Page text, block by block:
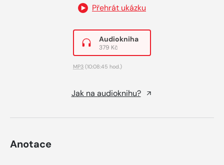
Přehrát ukázku
Audiokniha
379 Kč
MP3 (10:08:45 hod.)
Jak na audioknihu?
Anotace